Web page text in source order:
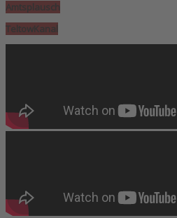
Amtsplausch
TeltowKanal